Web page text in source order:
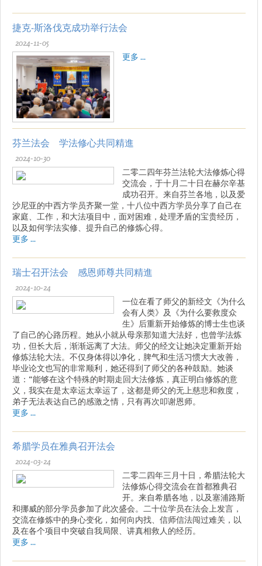
捷克-斯洛伐克成功举行法会
2024-11-05
更多 ...
芬兰法会 学法修心共同精進
2024-10-30
二零二四年芬兰法轮大法修炼心得
交流会，于十月二十日在赫尔辛基
成功召开。来自芬兰各地，以及爱
沙尼亚的中西方学员齐聚一堂，十八位中西方学员分享了自己在
家庭、工作，和大法项目中，面对困难，处理矛盾的宝贵经历，
以及如何学法实修、提升自己的修炼心得。
更多 ...
瑞士召开法会 感恩师尊共同精進
2024-10-24
一位在看了师父的新经文《为什么
会有人类》及《为什么要救度众
生》后重新开始修炼的博士生也谈
了自己的心路历程。她从小就从母亲那知道大法好，也曾学法炼
功，但长大后，渐渐远离了大法。师父的经文让她决定重新开始
修炼法轮大法。不仅身体得以净化，脾气和生活习惯大大改善，
毕业论文也写的非常顺利，她还得到了师父的各种鼓励。她谈
道：“能够在这个特殊的时期走回大法修炼，真正明白修炼的意
义，我实在是太幸运太幸运了，这都是师父的无上慈悲和救度，
弟子无法表达自己的感激之情，只有再次叩谢恩师。
更多 ...
希腊学员在雅典召开法会
2024-03-24
二零二四年三月十日，希腊法轮大
法修炼心得交流会在首都雅典召
开。来自希腊各地，以及塞浦路斯
和挪威的部分学员参加了此次盛会。二十位学员在法会上发言，
交流在修炼中的身心变化，如何向内找、信师信法闯过难关，以
及在各个项目中突破自我局限、讲真相救人的经历。
更多 ...